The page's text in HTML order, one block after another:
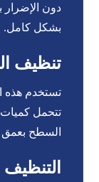
دون الإضرار
بشكل كامل.
تنظيف
تستخدم هذه
تتحمل
السطح بعمق
التنظيف